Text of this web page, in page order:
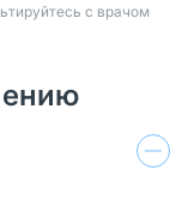
с врачом